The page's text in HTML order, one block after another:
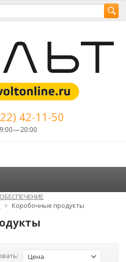
42-11-50
Коробочные продукты
Цена